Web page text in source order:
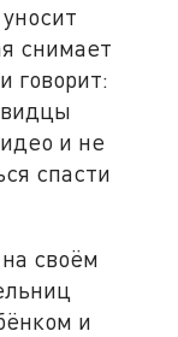
снимает
говорит:
и не
спасти
своём
и